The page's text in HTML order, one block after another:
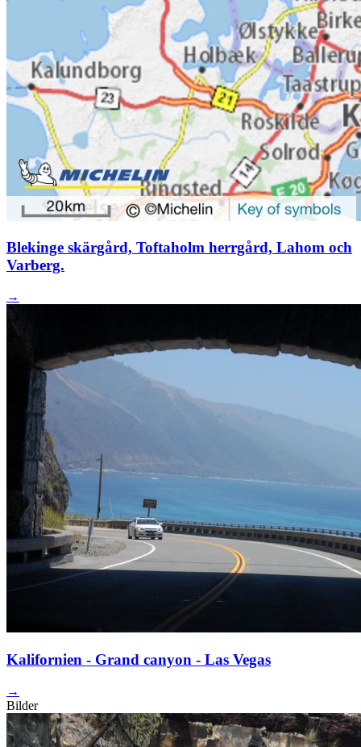
Blekinge skärgård, Toftaholm herrgård, Lahom och
Varberg.
→
Kalifornien - Grand canyon - Las Vegas
→
Bilder